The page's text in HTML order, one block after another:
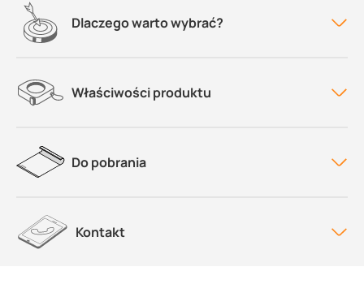
Dlaczego warto wybrać?
Właściwości produktu
Do pobrania
Kontakt